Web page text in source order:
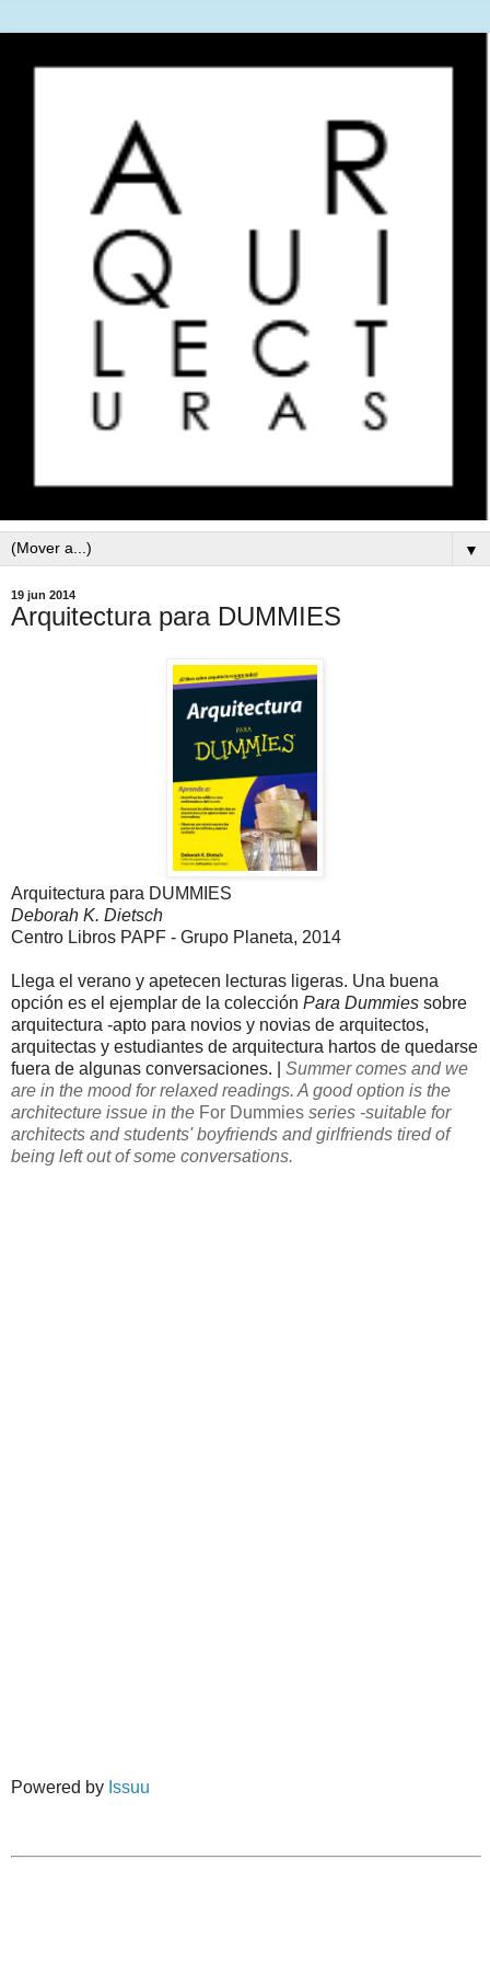
▼
19 jun 2014
Arquitectura para DUMMIES
Arquitectura para DUMMIES
Deborah K. Dietsch
Centro Libros PAPF - Grupo Planeta, 2014
Llega el verano y apetecen lecturas ligeras. Una buena
opción es el ejemplar de la colección Para Dummies sobre
arquitectura -apto para novios y novias de arquitectos,
arquitectas y estudiantes de arquitectura hartos de quedarse
fuera de algunas conversaciones. | Summer comes and we
are in the mood for relaxed readings. A good option is the
architecture issue in the For Dummies series -suitable for
architects and students'boyfriends and girlfriends tired of
being left out of some conversations.
Powered by Issuu